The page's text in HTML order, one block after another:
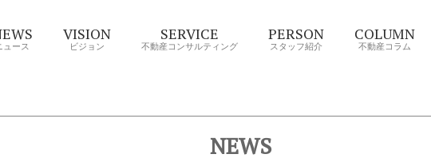
ュース
VISION
ビジョン
SERVICE
不動産コンサルティング
PERSON
スタッフ紹介
COLUMN
不動産コラム
NEWS